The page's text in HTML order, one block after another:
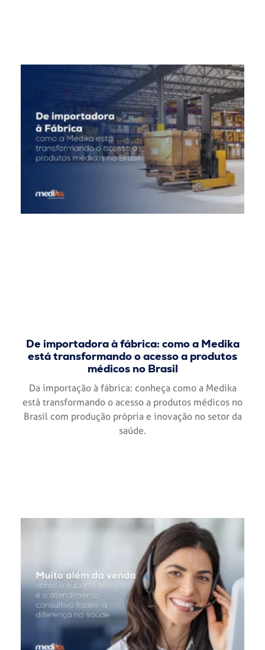
De importadora à fábrica: como a Medika
está transformando o acesso a produtos
médicos no Brasil
Da importação à fábrica: conheça como a Medika
está transformando o acesso a produtos médicos no
Brasil com produção própria e inovação no setor da
saúde.